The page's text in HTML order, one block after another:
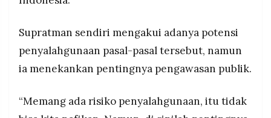
Supratman sendiri mengakui adanya potensi
penyalahgunaan pasal-pasal tersebut, namun
ia menekankan pentingnya pengawasan publik.
“Memang ada risiko penyalahgunaan, itu tidak